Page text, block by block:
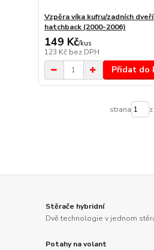
Vzpěra víka kufru/zadních
hatchback (2000-2006)
149 Kč/kus
123 Kč bez DPH
Přidat do
strana
Stěrače hybridní
Dvě technologie v jednom
Potahy na volant